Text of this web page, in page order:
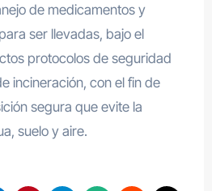
de medicamentos y
ser llevadas, bajo el
protocolos de seguridad
incineración, con el fin de
segura que evite la
suelo y aire.